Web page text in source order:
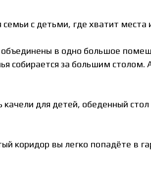
с детьми, где хватит места
в одно большое
собирается за большим столом.
для детей, обеденный
коридор вы легко попадёте в